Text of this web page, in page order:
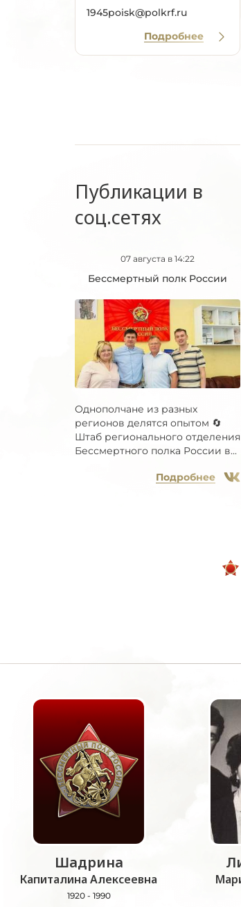
1945poisk@polkrf.ru
Подробнее
Публикации в
соц.сетях
07 августа в 14:22
Бессмертный полк России
Однополчане из разных
регионов делятся опытом 🔄
Штаб регионального отделения
Бессмертного полка России в...
Подробнее
Шадрина
Капиталина Алексеевна
1920 - 1990